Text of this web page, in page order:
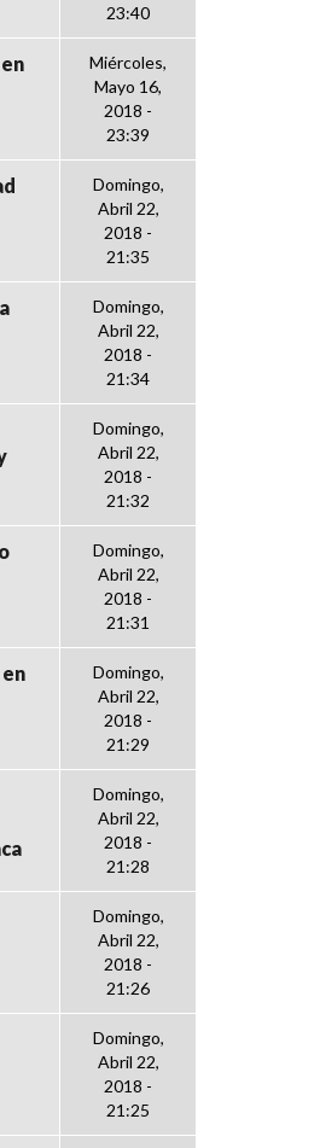
23:40
Miércoles,
Mayo 16,
2018 -
23:39
Domingo,
Abril 22,
2018 -
21:35
Domingo,
Abril 22,
2018 -
21:34
Domingo,
Abril 22,
2018 -
21:32
Domingo,
Abril 22,
2018 -
21:31
Domingo,
Abril 22,
2018 -
21:29
Domingo,
Abril 22,
2018 -
21:28
Domingo,
Abril 22,
2018 -
21:26
Domingo,
Abril 22,
2018 -
21:25